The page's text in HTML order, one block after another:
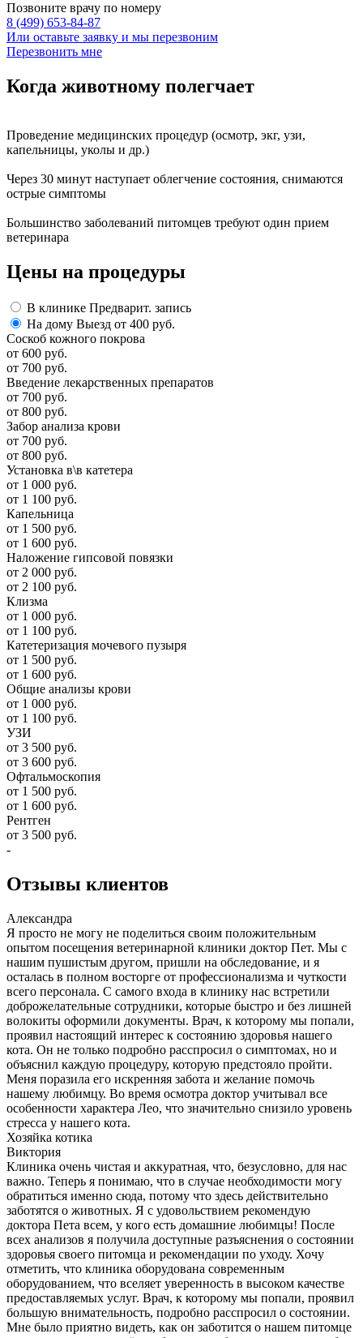
Позвоните врачу по номеру
8 (499) 653-84-87
Или оставьте заявку и мы перезвоним
Перезвонить мне
Когда животному полегчает
Проведение медицинских процедур (осмотр, экг, узи,
капельницы, уколы и др.)
Через 30 минут наступает облегчение состояния, снимаются
острые симптомы
Большинство заболеваний питомцев требуют один прием
ветеринара
Цены на процедуры
В клинике Предварит. запись
На дому Выезд от 400 руб.
Соскоб кожного покрова
от 600 руб.
от 700 руб.
Введение лекарственных препаратов
от 700 руб.
от 800 руб.
Забор анализа крови
от 700 руб.
от 800 руб.
Установка в\в катетера
от 1 000 руб.
от 1 100 руб.
Капельница
от 1 500 руб.
от 1 600 руб.
Наложение гипсовой повязки
от 2 000 руб.
от 2 100 руб.
Клизма
от 1 000 руб.
от 1 100 руб.
Катетеризация мочевого пузыря
от 1 500 руб.
от 1 600 руб.
Общие анализы крови
от 1 000 руб.
от 1 100 руб.
УЗИ
от 3 500 руб.
от 3 600 руб.
Офтальмоскопия
от 1 500 руб.
от 1 600 руб.
Рентген
от 3 500 руб.
-
Отзывы клиентов
Александра
Я просто не могу не поделиться своим положительным
опытом посещения ветеринарной клиники доктор Пет. Мы с
нашим пушистым другом, пришли на обследование, и я
осталась в полном восторге от профессионализма и чуткости
всего персонала. С самого входа в клинику нас встретили
доброжелательные сотрудники, которые быстро и без лишней
волокиты оформили документы. Врач, к которому мы попали,
проявил настоящий интерес к состоянию здоровья нашего
кота. Он не только подробно расспросил о симптомах, но и
объяснил каждую процедуру, которую предстояло пройти.
Меня поразила его искренняя забота и желание помочь
нашему любимцу. Во время осмотра доктор учитывал все
особенности характера Лео, что значительно снизило уровень
стресса у нашего кота.
Хозяйка котика
Виктория
Клиника очень чистая и аккуратная, что, безусловно, для нас
важно. Теперь я понимаю, что в случае необходимости могу
обратиться именно сюда, потому что здесь действительно
заботятся о животных. Я с удовольствием рекомендую
доктора Пета всем, у кого есть домашние любимцы! После
всех анализов я получила доступные разъяснения о состоянии
здоровья своего питомца и рекомендации по уходу. Хочу
отметить, что клиника оборудована современным
оборудованием, что вселяет уверенность в высоком качестве
предоставляемых услуг. Врач, к которому мы попали, проявил
большую внимательность, подробно расспросил о состоянии.
Мне было приятно видеть, как он заботится о нашем питомце